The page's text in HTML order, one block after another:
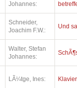
Johannes:
Schneider,
Joachim F.W.:
Und
Walter, Stefan
Johannes:
LÃ¼tge, Ines: